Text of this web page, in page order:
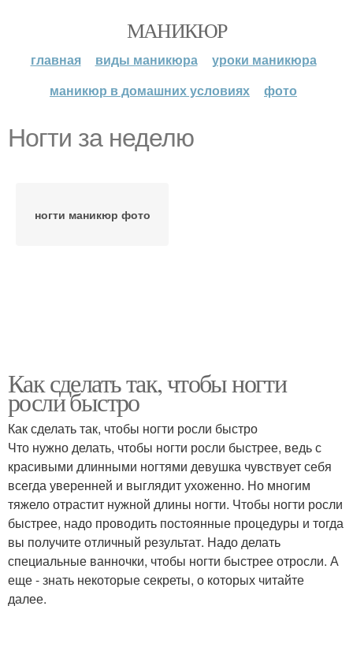
МАНИКЮР
главная виды маникюра
уроки маникюра
маникюр в домашних условиях
фото
Ногти за неделю
ногти маникюр фото
Как сделать так, чтобы ногти
росли быстро
Как сделать так, чтобы ногти росли быстро
Что нужно делать, чтобы ногти росли быстрее, ведь с
красивыми длинными ногтями девушка чувствует себя
всегда уверенней и выглядит ухоженно. Но многим
тяжело отрастит нужной длины ногти. Чтобы ногти росли
быстрее, надо проводить постоянные процедуры и тогда
вы получите отличный результат. Надо делать
специальные ванночки, чтобы ногти быстрее отросли. А
еще - знать некоторые секреты, о которых читайте
далее.